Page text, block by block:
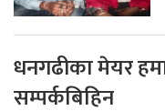
धनगढीका मेयर
सम्पर्कबिहिन